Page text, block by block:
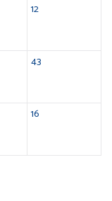
12
43
16